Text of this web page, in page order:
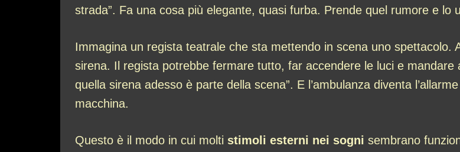
strada”. Fa una cosa più elegante, quasi furba. Prende quel rumore e lo
Immagina un regista teatrale che sta mettendo in scena uno spettacolo.
sirena. Il regista potrebbe fermare tutto, far accendere le luci e mandare
quella sirena adesso è parte della scena”. E l’ambulanza diventa
macchina.
Questo è il modo in cui molti stimoli esterni nei sogni sembrano